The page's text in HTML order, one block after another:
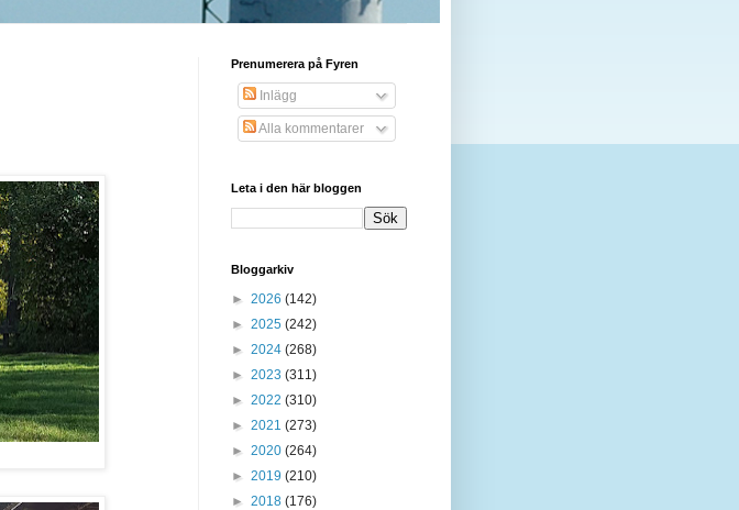
Prenumerera på Fyren
Inlägg
Alla kommentarer
Leta i den här bloggen
Bloggarkiv
► 2026 (142)
► 2025 (242)
► 2024 (268)
► 2023 (311)
► 2022 (310)
► 2021 (273)
► 2020 (264)
► 2019 (210)
► 2018 (176)